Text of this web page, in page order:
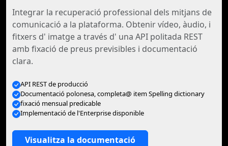
Integrar la recuperació professional dels mitjans de
comunicació a la plataforma. Obtenir vídeo, àudio, i
fitxers d' imatge a través d' una API politada REST
amb fixació de preus previsibles i documentació
clara.
API REST de producció
Documentació polonesa, completa@ item Spelling dictionary
fixació mensual predicable
Implementació de l'Enterprise disponible
Visualitza la documentació